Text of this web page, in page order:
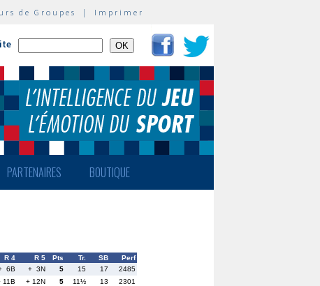
de Groupes | Imprimer
PARTENAIRES BOUTIQUE
R 4 R 5 Pts Tr. SB
Perf
6B + 3N 5 15 17
2485
11B + 12N 5 11½ 13
2301